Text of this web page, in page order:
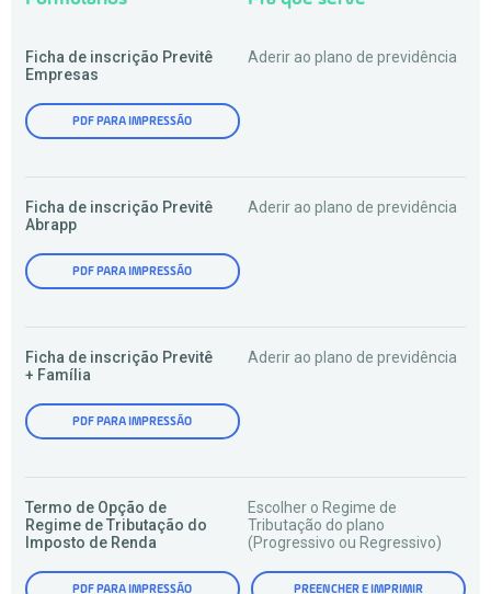
Ficha de inscrição Previtê
Empresas
Aderir ao plano de previdência
PDF PARA IMPRESSÃO
Ficha de inscrição Previtê
Abrapp
Aderir ao plano de previdência
PDF PARA IMPRESSÃO
Ficha de inscrição Previtê
+ Família
Aderir ao plano de previdência
PDF PARA IMPRESSÃO
Termo de Opção de
Regime de Tributação do
Imposto de Renda
Escolher o Regime de
Tributação do plano
(Progressivo ou Regressivo)
PDF PARA IMPRESSÃO PREENCHER E IMPRIMIR